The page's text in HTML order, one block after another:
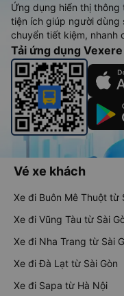
Ứng dụng hiển thị
tiện ích giúp người dùng
chuyển tiết kiệm, nhanh
Tải ứng dụng
Vé xe khách
Xe đi Buôn Mê Thuột từ
Xe đi Vũng Tàu từ Sài
Xe đi Nha Trang từ Sài
Xe đi Đà Lạt từ Sài Gòn
Xe đi Sapa từ Hà Nội